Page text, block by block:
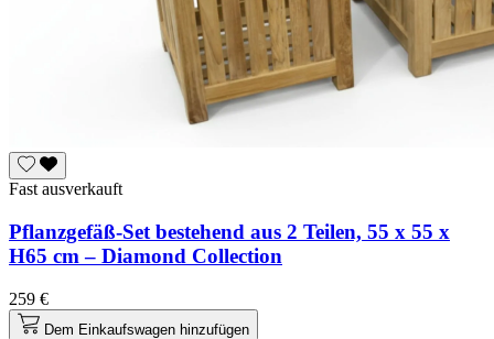
Fast ausverkauft
Pflanzgefäß-Set bestehend aus 2 Teilen, 55 x 55 x
H65 cm – Diamond Collection
259 €
Dem Einkaufswagen hinzufügen